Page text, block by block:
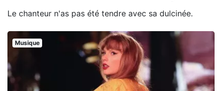
Le chanteur n'as pas été tendre avec sa dulcinée.
Musique